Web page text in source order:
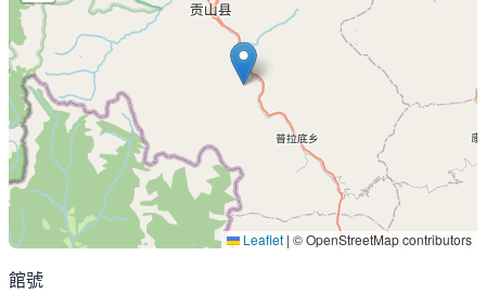
Leaflet | © OpenStreetMap contributors
館號